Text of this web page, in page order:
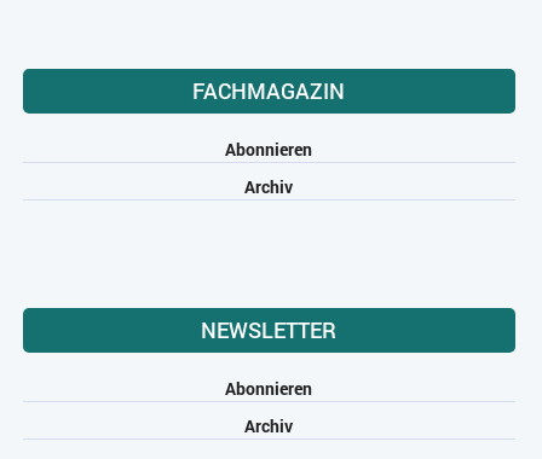
FACHMAGAZIN
Abonnieren
Archiv
NEWSLETTER
Abonnieren
Archiv